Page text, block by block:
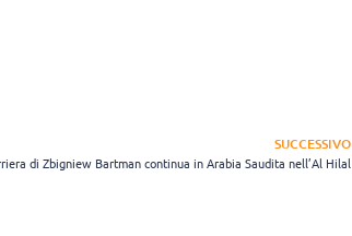
SUCCESSIVO
di Zbigniew Bartman continua in Arabia Saudita nell’Al Hilal